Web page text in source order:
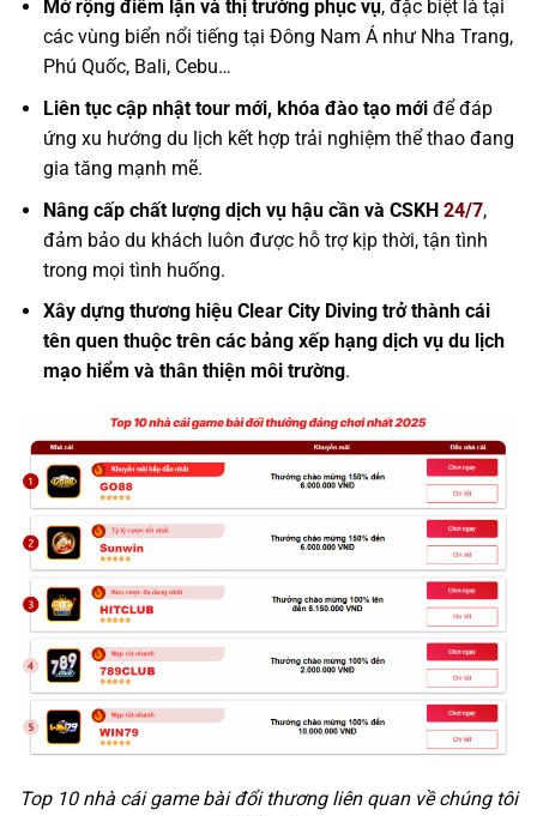
Mở rộng điểm lặn và thị trường phục vụ, đặc biệt là tại
các vùng biển nổi tiếng tại Đông Nam Á như Nha Trang,
Phú Quốc, Bali, Cebu…
Liên tục cập nhật tour mới, khóa đào tạo mớiđể đáp
ứng xu hướng du lịch kết hợp trải nghiệm thể thao đang
gia tăng mạnh mẽ.
Nâng cấp chất lượng dịch vụ hậu cần và CSKH 24/7,
đảm bảo du khách luôn được hỗ trợ kịp thời, tận tình
trong mọi tình huống.
Xây dựng thương hiệu Clear City Diving trở thành cái
tên quen thuộc trên các bảng xếp hạng dịch vụ du lịch
mạo hiểm và thân thiện môi trường.
Top 10 nhà cái game bài đổi thương liên quan về chúng tôi